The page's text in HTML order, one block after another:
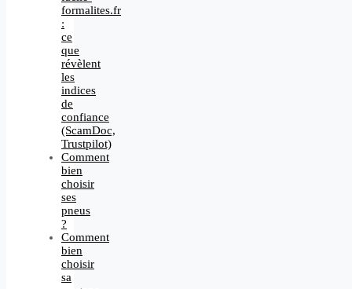
formalites.fr
:
ce
que
révèlent
les
indices
de
confiance
(ScamDoc,
Trustpilot)
Comment
bien
choisir
ses
pneus
?
Comment
bien
choisir
sa